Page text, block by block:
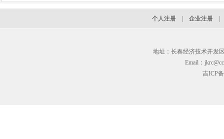
个人注册 企业注册
地址：长春经济技术开发
Email：
吉ICP